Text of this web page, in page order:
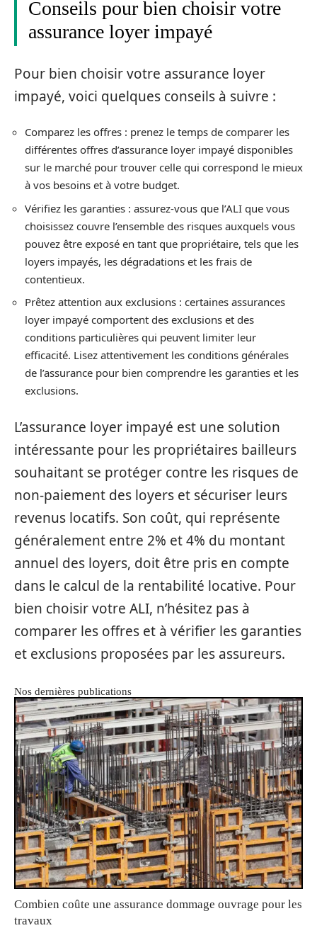
Conseils pour bien choisir votre
assurance loyer impayé
Pour bien choisir votre assurance loyer
impayé, voici quelques conseils à suivre :
Comparez les offres : prenez le temps de comparer les
différentes offres d’assurance loyer impayé disponibles
sur le marché pour trouver celle qui correspond le mieux
à vos besoins et à votre budget.
Vérifiez les garanties : assurez-vous que l’ALI que vous
choisissez couvre l’ensemble des risques auxquels vous
pouvez être exposé en tant que propriétaire, tels que les
loyers impayés, les dégradations et les frais de
contentieux.
Prêtez attention aux exclusions : certaines assurances
loyer impayé comportent des exclusions et des
conditions particulières qui peuvent limiter leur
efficacité. Lisez attentivement les conditions générales
de l’assurance pour bien comprendre les garanties et les
exclusions.
L’assurance loyer impayé est une solution
intéressante pour les propriétaires bailleurs
souhaitant se protéger contre les risques de
non-paiement des loyers et sécuriser leurs
revenus locatifs. Son coût, qui représente
généralement entre 2% et 4% du montant
annuel des loyers, doit être pris en compte
dans le calcul de la rentabilité locative. Pour
bien choisir votre ALI, n’hésitez pas à
comparer les offres et à vérifier les garanties
et exclusions proposées par les assureurs.
Nos dernières publications
Combien coûte une assurance dommage ouvrage pour les
travaux